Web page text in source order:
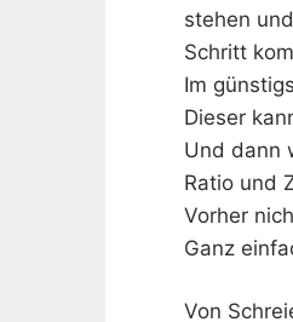
stehen
Schritt
Im
Dieser
Und dann
Ratio und
Vorher
Ganz
Von